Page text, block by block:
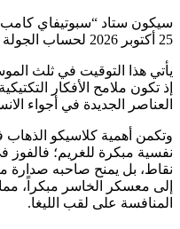
سيكون ستاد “سبوتيفاي كامب
25 أكتوبر 2026 لحساب الجولة العاشرة.
يأتي هذا التوقيت في ثلث
إذ تكون ملامح الأفكار
العناصر الجديدة في أجواء
وتكمن أهمية كلاسيكو
نفسية مبكرة للغريم؛ فالفوز
نقاط، بل يمنح صاحبه صدارة
إلى معسكر الخاسر مبكراً،
المنافسة على لقب الليغا.